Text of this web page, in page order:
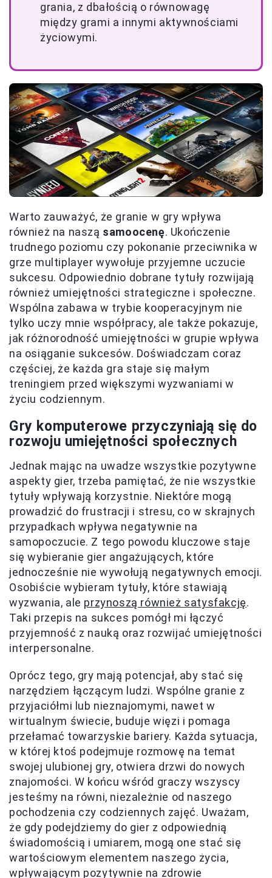
grania, z dbałością o równowagę
między grami a innymi aktywnościami
życiowymi.
Warto zauważyć, że granie w gry wpływa
również na naszą samoocenę. Ukończenie
trudnego poziomu czy pokonanie przeciwnika w
grze multiplayer wywołuje przyjemne uczucie
sukcesu. Odpowiednio dobrane tytuły rozwijają
również umiejętności strategiczne i społeczne.
Wspólna zabawa w trybie kooperacyjnym nie
tylko uczy mnie współpracy, ale także pokazuje,
jak różnorodność umiejętności w grupie wpływa
na osiąganie sukcesów. Doświadczam coraz
częściej, że każda gra staje się małym
treningiem przed większymi wyzwaniami w
życiu codziennym.
Gry komputerowe przyczyniają się do
rozwoju umiejętności społecznych
Jednak mając na uwadze wszystkie pozytywne
aspekty gier, trzeba pamiętać, że nie wszystkie
tytuły wpływają korzystnie. Niektóre mogą
prowadzić do frustracji i stresu, co w skrajnych
przypadkach wpływa negatywnie na
samopoczucie. Z tego powodu kluczowe staje
się wybieranie gier angażujących, które
jednocześnie nie wywołują negatywnych emocji.
Osobiście wybieram tytuły, które stawiają
wyzwania, ale przynoszą również satysfakcję.
Taki przepis na sukces pomógł mi łączyć
przyjemność z nauką oraz rozwijać umiejętności
interpersonalne.
Oprócz tego, gry mają potencjał, aby stać się
narzędziem łączącym ludzi. Wspólne granie z
przyjaciółmi lub nieznajomymi, nawet w
wirtualnym świecie, buduje więzi i pomaga
przełamać towarzyskie bariery. Każda sytuacja,
w której ktoś podejmuje rozmowę na temat
swojej ulubionej gry, otwiera drzwi do nowych
znajomości. W końcu wśród graczy wszyscy
jesteśmy na równi, niezależnie od naszego
pochodzenia czy codziennych zajęć. Uważam,
że gdy podejdziemy do gier z odpowiednią
świadomością i umiarem, mogą one stać się
wartościowym elementem naszego życia,
wpływającym pozytywnie na zdrowie